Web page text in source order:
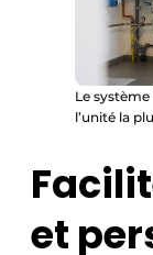
Le
l’unité la
et